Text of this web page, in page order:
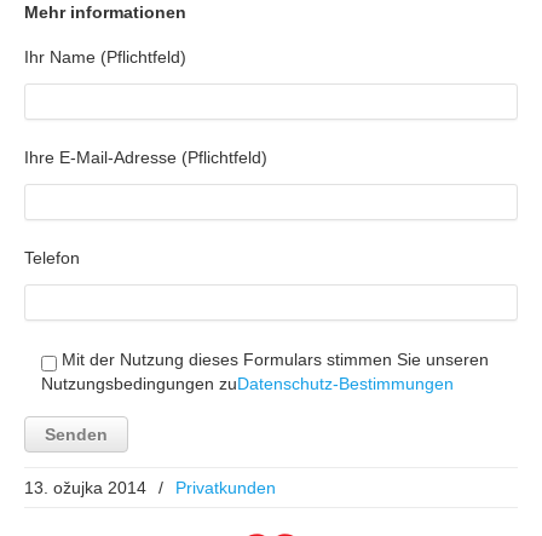
Mehr informationen
Ihr Name (Pflichtfeld)
Ihre E-Mail-Adresse (Pflichtfeld)
Telefon
Mit der Nutzung dieses Formulars stimmen Sie unseren
Nutzungsbedingungen zuDatenschutz-Bestimmungen
13. ožujka 2014 / Privatkunden